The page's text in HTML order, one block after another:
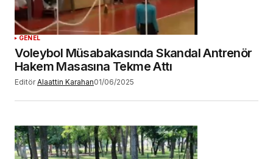
GENEL
Voleybol Müsabakasında Skandal Antrenör
Hakem Masasına Tekme Attı
Editör Alaattin Karahan01/06/2025